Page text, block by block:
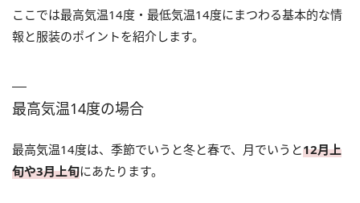
ここでは最高気温14度・最低気温14度にまつわる基本的な情
報と服装のポイントを紹介します。
最高気温14度の場合
最高気温14度は、季節でいうと冬と春で、月でいうと12月上
旬や3月上旬にあたります。